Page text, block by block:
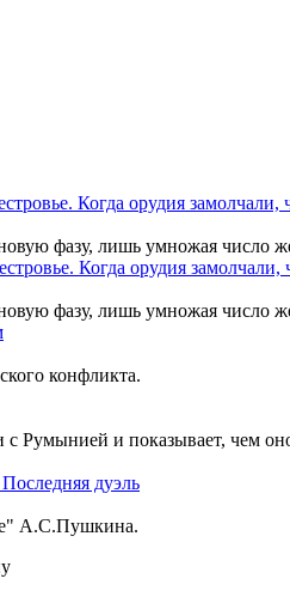
фазу, лишь умножая число
фазу, лишь умножая число
конфликта.
Румынией и показывает, чем
А.С.Пушкина.